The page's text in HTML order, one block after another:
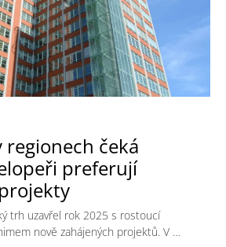
regionech čeká
preferují
trh uzavřel rok 2025 s rostoucí
nově zahájených projektů. V …